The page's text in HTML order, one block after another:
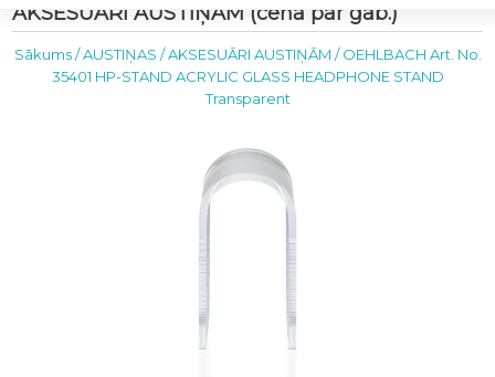
AKSESUĀRI AUSTIŅĀM (cena par gab.)
Sākums/AUSTIŅAS /AKSESUĀRI AUSTIŅĀM /OEHLBACH Art. No.
35401 HP-STAND ACRYLIC GLASS HEADPHONE STAND
Transparent